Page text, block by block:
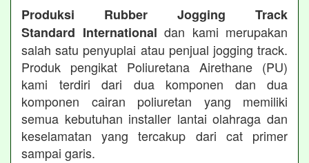
Produksi Rubber Jogging Track
Standard International dan kami merupakan
salah satu penyuplai atau penjual jogging track.
Produk pengikat Poliuretana Airethane (PU)
kami terdiri dari dua komponen dan dua
komponen cairan poliuretan yang memiliki
semua kebutuhan installer lantai olahraga dan
keselamatan yang tercakup dari cat primer
sampai garis.